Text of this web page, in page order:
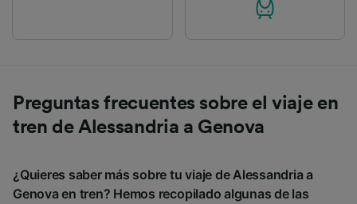
Preguntas frecuentes sobre el viaje en
tren de Alessandria a Genova
¿Quieres saber más sobre tu viaje de Alessandria a
Genova en tren? Hemos recopilado algunas de las